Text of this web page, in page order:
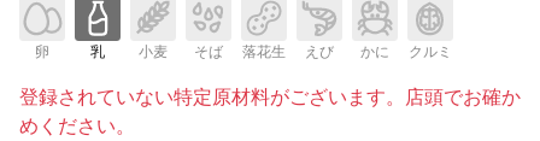
卵 乳 小麦 そば 落花生 えび かに クルミ
登録されていない特定原材料がございます。店頭でお確か
めください。